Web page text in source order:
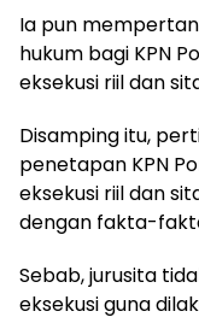
Ia pun
hukum bagi KPN
eksekusi riil dan
Disamping itu,
penetapan KPN
eksekusi riil dan
dengan fakta-
Sebab, jurusita
eksekusi guna